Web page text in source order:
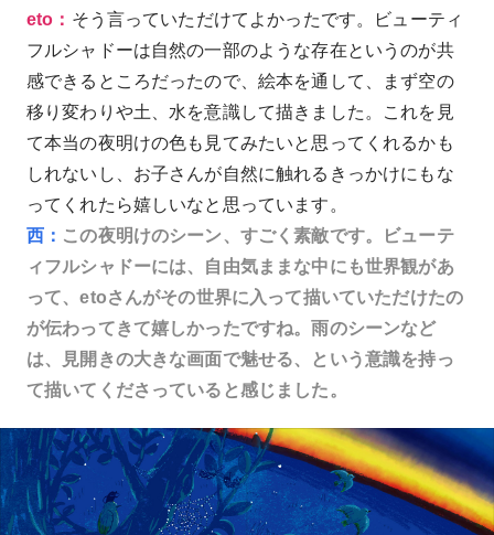
eto： そう言っていただけてよかったです。ビューティ
フルシャドーは自然の一部のような存在というのが共
感できるところだったので、絵本を通して、まず空の
移り変わりや土、水を意識して描きました。これを見
て本当の夜明けの色も見てみたいと思ってくれるかも
しれないし、お子さんが自然に触れるきっかけにもな
ってくれたら嬉しいなと思っています。
西： この夜明けのシーン、すごく素敵です。ビューテ
ィフルシャドーには、自由気ままな中にも世界観があ
って、etoさんがその世界に入って描いていただけたの
が伝わってきて嬉しかったですね。雨のシーンなど
は、見開きの大きな画面で魅せる、という意識を持っ
て描いてくださっていると感じました。